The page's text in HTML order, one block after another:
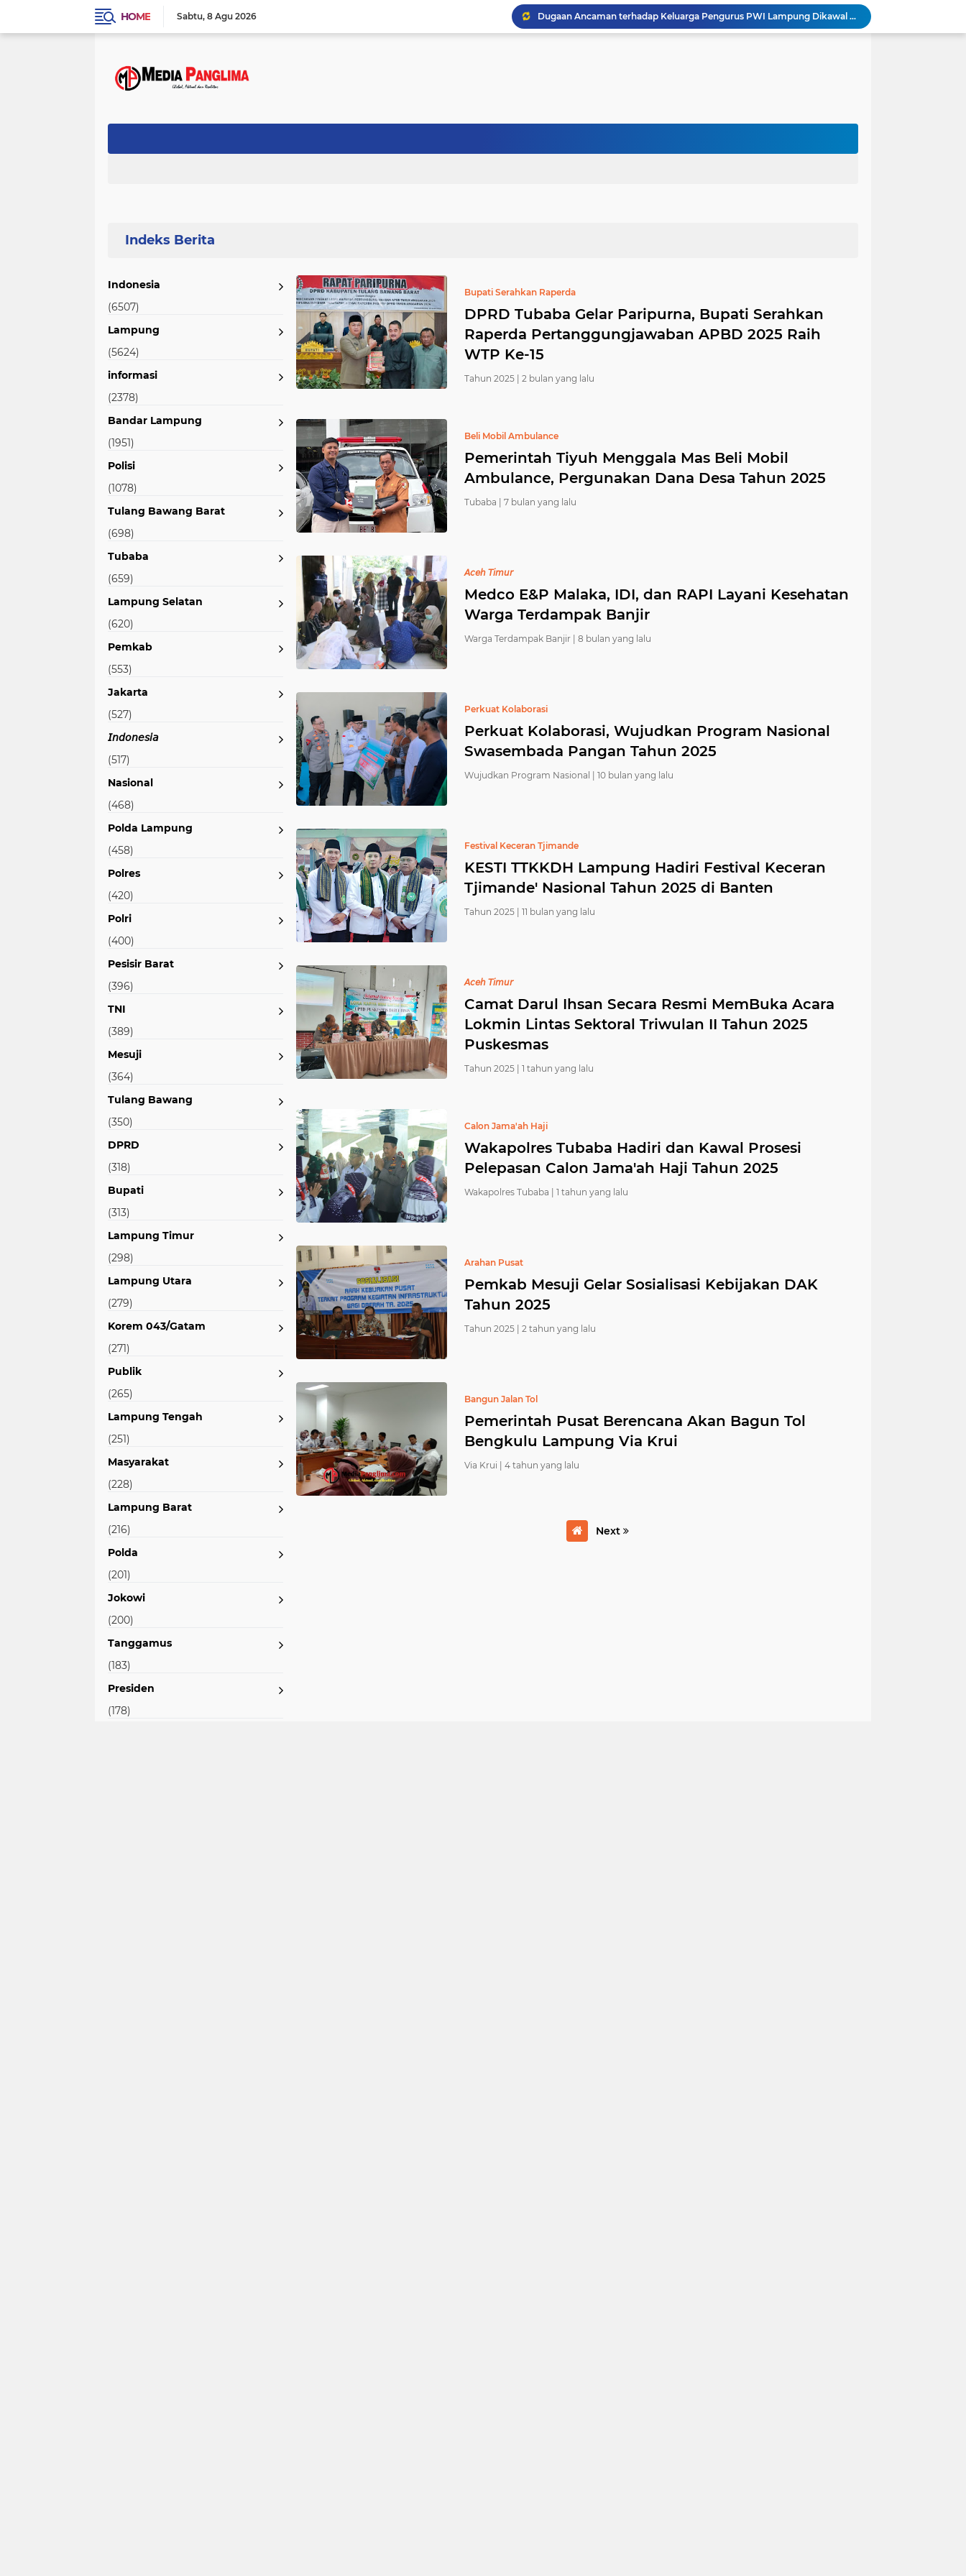
HOME Sabtu 8 Agu 2026
Dugaan Ancaman terhadap Keluarga Pengurus PWI Lampung Dikawal Legislator dan Jurnalis
Satlantas Polres Aceh Timur Gencarkan Edukasi Keselamatan Berlalu Lintas di Simpang Empat Traffic Light Kota Idi
Dalam Rangka HAN 2026, Komnas PA Bandar Lampung Sukses Ajak 180 Anak Meriahkan Lomba Mewarnai
Indonesia
(6507)
Lampung
(5624)
informasi
(2378)
Bandar Lampung
(1951)
Polisi
(1078)
Tulang Bawang Barat
(698)
Tubaba
(659)
Lampung Selatan
(620)
Pemkab
(553)
Jakarta
(527)
𝘐𝘯𝘥𝘰𝘯𝘦𝘴𝘪𝘢
(517)
Nasional
(468)
Polda Lampung
(458)
Polres
(420)
Polri
(400)
Pesisir Barat
(396)
TNI
(389)
Mesuji
(364)
Tulang Bawang
(350)
DPRD
(318)
Bupati
(313)
Lampung Timur
(298)
Lampung Utara
(279)
Korem 043/Gatam
(271)
Publik
(265)
Lampung Tengah
(251)
Masyarakat
(228)
Lampung Barat
(216)
Polda
(201)
Jokowi
(200)
Tanggamus
(183)
Presiden
(178)
Bupati Serahkan Raperda
DPRD Tubaba Gelar Paripurna, Bupati Serahkan
Raperda Pertanggungjawaban APBD 2025 Raih
WTP Ke-15
Tahun 2025 | 2 bulan yang lalu
Beli Mobil Ambulance
Pemerintah Tiyuh Menggala Mas Beli Mobil
Ambulance, Pergunakan Dana Desa Tahun 2025
Tubaba | 7 bulan yang lalu
𝘈𝘤𝘦𝘩 𝘛𝘪𝘮𝘶𝘳
Medco E&P Malaka, IDI, dan RAPI Layani Kesehatan
Warga Terdampak Banjir
Warga Terdampak Banjir | 8 bulan yang lalu
Perkuat Kolaborasi
Perkuat Kolaborasi, Wujudkan Program Nasional
Swasembada Pangan Tahun 2025
Wujudkan Program Nasional | 10 bulan yang lalu
Festival Keceran Tjimande
KESTI TTKKDH Lampung Hadiri Festival Keceran
Tjimande' Nasional Tahun 2025 di Banten
Tahun 2025 | 11 bulan yang lalu
𝘈𝘤𝘦𝘩 𝘛𝘪𝘮𝘶𝘳
Camat Darul Ihsan Secara Resmi MemBuka Acara
Lokmin Lintas Sektoral Triwulan II Tahun 2025
Puskesmas
Tahun 2025 | 1 tahun yang lalu
Calon Jama'ah Haji
Wakapolres Tubaba Hadiri dan Kawal Prosesi
Pelepasan Calon Jama'ah Haji Tahun 2025
Wakapolres Tubaba | 1 tahun yang lalu
Arahan Pusat
Pemkab Mesuji Gelar Sosialisasi Kebijakan DAK
Tahun 2025
Tahun 2025 | 2 tahun yang lalu
Bangun Jalan Tol
Pemerintah Pusat Berencana Akan Bagun Tol
Bengkulu Lampung Via Krui
Via Krui | 4 tahun yang lalu
Next